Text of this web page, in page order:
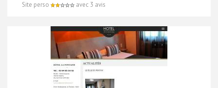
Site perso avec 3 avis